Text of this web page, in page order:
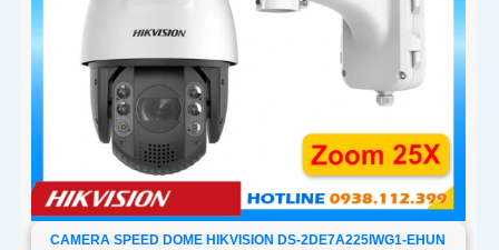
CAMERA SPEED DOME HIKVISION DS-2DE7A225IWG1-EHUN